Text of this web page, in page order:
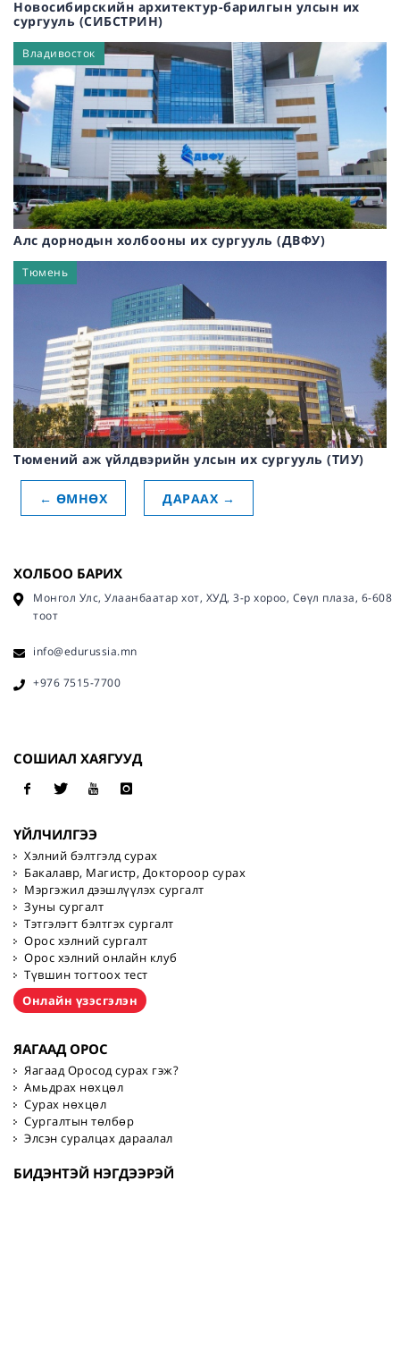
Новосибирскийн архитектур-барилгын улсын их
сургууль (СИБСТРИН)
Алс дорнодын холбооны их сургууль (ДВФУ)
Владивосток
Тюмений аж үйлдвэрийн улсын их сургууль (ТИУ)
Тюмень
← ӨМНӨХ ДАРААХ →
ХОЛБОО БАРИХ
Монгол Улс, Улаанбаатар хот, ХУД, 3-р хороо, Сөүл плаза, 6-608
тоот
info@edurussia.mn
+976 7515-7700
СОШИАЛ ХАЯГУУД
ҮЙЛЧИЛГЭЭ
Хэлний бэлтгэлд сурах
Бакалавр, Магистр, Доктороор сурах
Мэргэжил дээшлүүлэх сургалт
Зуны сургалт
Тэтгэлэгт бэлтгэх сургалт
Орос хэлний сургалт
Орос хэлний онлайн клуб
Түвшин тогтоох тест
Онлайн үзэсгэлэн
ЯАГААД ОРОС
Яагаад Оросод сурах гэж?
Амьдрах нөхцөл
Сурах нөхцөл
Сургалтын төлбөр
Элсэн суралцах дараалал
БИДЭНТЭЙ НЭГДЭЭРЭЙ